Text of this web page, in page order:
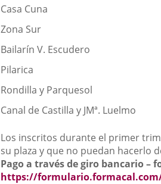
Casa Cuna
Zona Sur
Bailarín V. Escudero
Pilarica
Rondilla y Parquesol
Canal de Castilla y JMª. Luelmo
Los inscritos durante el primer
su plaza y que no puedan hacerlo
Pago a través de giro bancario –
https://